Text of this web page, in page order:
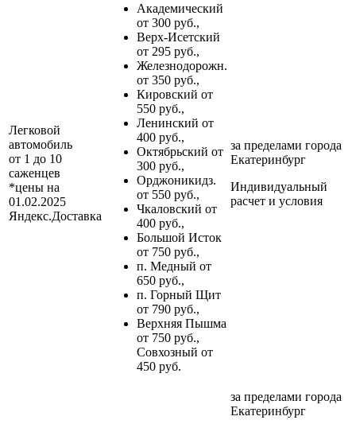
Легковой
автомобиль
от 1 до 10
саженцев
*цены на
01.02.2025
Яндекс.Доставка
Академический
от 300 руб.,
Верх-Исетский
от 295 руб.,
Железнодорожн.
от 350 руб.,
Кировский от
550 руб.,
Ленинский от
400 руб.,
Октябрьский от
300 руб.,
Орджоникидз.
от 550 руб.,
Чкаловский от
400 руб.,
Большой Исток
от 750 руб.,
п. Медный от
650 руб.,
п. Горный Щит
от 790 руб.,
Верхняя Пышма
от 750 руб.,
Совхозный от
450 руб.
за пределами города
Екатеринбург
Индивидуальный
расчет и условия
за пределами города
Екатеринбург